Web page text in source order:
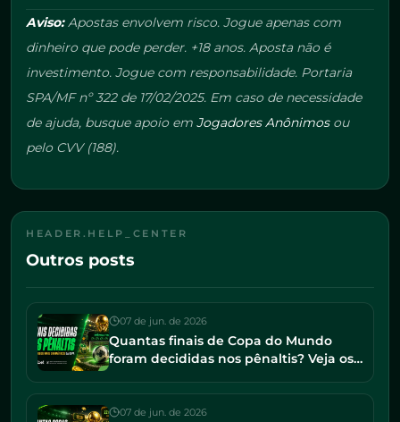
Aviso:Apostas envolvem risco. Jogue apenas com
dinheiro que pode perder. +18 anos. Aposta não é
investimento. Jogue com responsabilidade. Portaria
SPA/MF nº 322 de 17/02/2025. Em caso de necessidade
de ajuda, busque apoio em Jogadores Anônimosou
pelo CVV (188).
HEADER.HELP_CENTER
Outros posts
07 de jun. de 2026
Quantas finais de Copa do Mundo
foram decididas nos pênaltis? Veja os
07 de jun. de 2026